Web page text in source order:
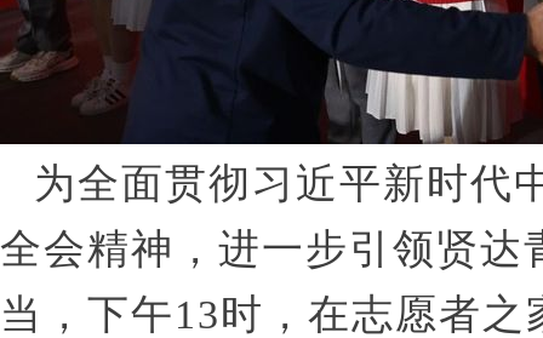
为全面贯彻习近平新时代
全会精神，进一步引领贤
当，下午13时，在志愿者